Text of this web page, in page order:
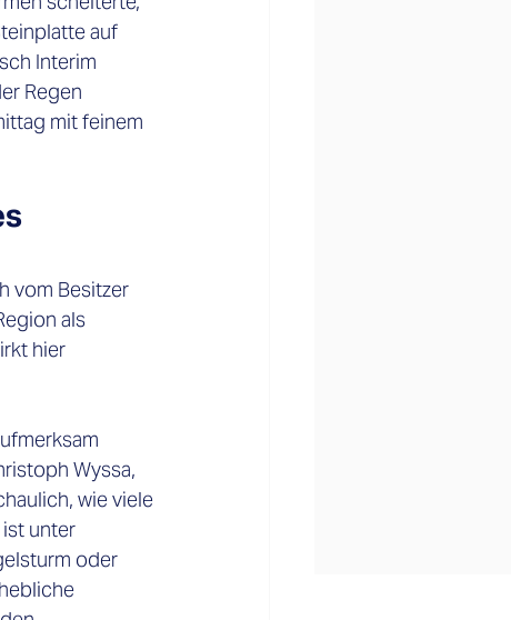
auf
Interim
Regen
mit feinem
vom Besitzer
als
hier
Wyssa,
wie viele
unter
oder